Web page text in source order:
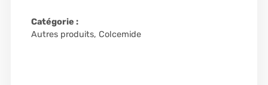
Catégorie :
Autres produits, Colcemide